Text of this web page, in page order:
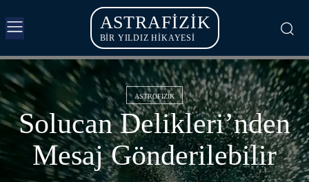
ASTRAFIZIK
BİR YILDIZ HİKAYESİ
ASTROFIZIK
Solucan Delikleri’nden
Mesaj Gönderilebilir